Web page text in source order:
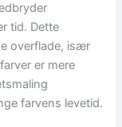
tid. Dette
overflade, især
er mere
farvens levetid.